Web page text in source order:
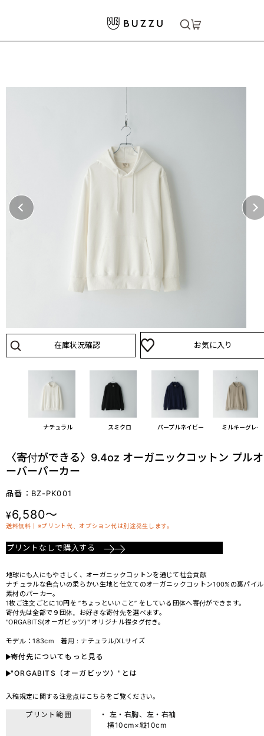
パーカー・スウェット >パーカー
〈寄付ができる〉9.4oz オーガニックコットン プルオーバーパーカー
在庫状況確認 お気に入り
ナチュラル スミクロ パープルネイビー ミルキーグレー
〈寄付ができる〉9.4oz オーガニックコットン プルオ
ーバーパーカー
品番：BZ-PK001
¥6,580～
送料無料丨※プリント代、オプション代は別途発生します。
プリントなしで購入する
地球にも人にもやさしく、オーガニックコットンを通じて社会貢献
ナチュラルな色合いの柔らかい生地と仕立てのオーガニックコットン100%の裏パイル
素材のパーカー。
1枚ご注文ごとに10円を ”ちょっといいこと” をしている団体へ寄付ができます。
寄付先は全部で９団体。お好きな寄付先を選べます。
"ORGABITS(オーガビッツ)" オリジナル襟タグ付き。
モデル：183cm 着用：ナチュラル/XLサイズ
寄付先についてもっと見る
"ORGABITS（オーガビッツ）"とは
入稿規定に関する注意点は こちら をご覧ください。
プリント範囲
・ 左・右胸、左・右袖
横10cm×縦10cm